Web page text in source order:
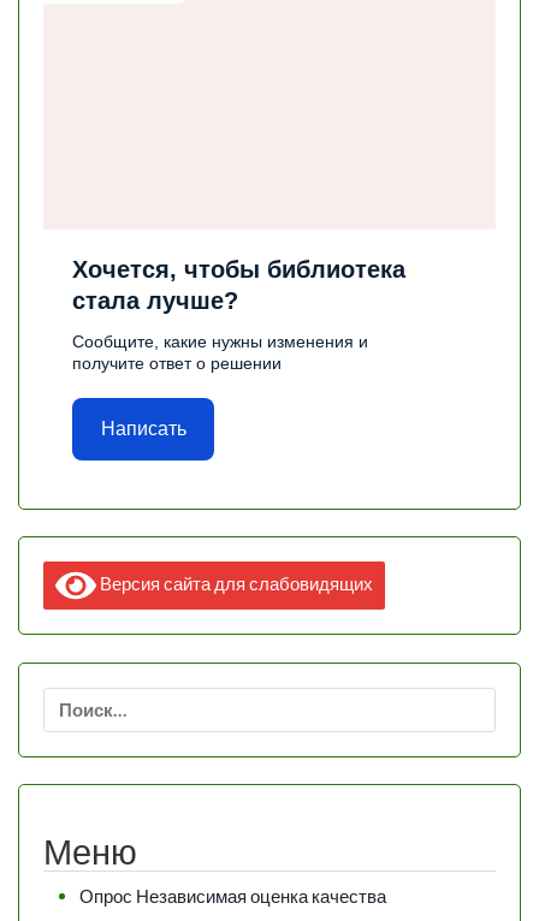
Хочется, чтобы библиотека
стала лучше?
Сообщите, какие нужны изменения и
получите ответ о решении
Написать
Версия сайта для слабовидящих
Меню
Опрос Независимая оценка качества